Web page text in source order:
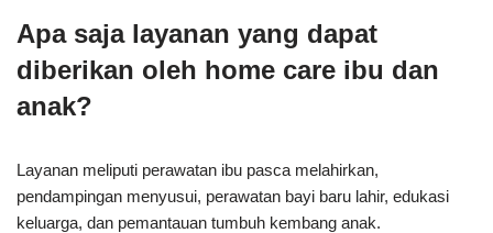
Apa saja layanan yang dapat
diberikan oleh home care ibu dan
anak?
Layanan meliputi perawatan ibu pasca melahirkan,
pendampingan menyusui, perawatan bayi baru lahir, edukasi
keluarga, dan pemantauan tumbuh kembang anak.